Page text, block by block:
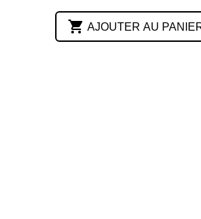
 AJOUTER AU